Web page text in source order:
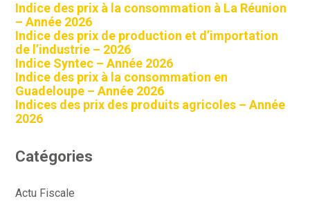
Indice des prix à la consommation à La Réunion
– Année 2026
Indice des prix de production et d’importation
de l’industrie – 2026
Indice Syntec – Année 2026
Indice des prix à la consommation en
Guadeloupe – Année 2026
Indices des prix des produits agricoles – Année
2026
Catégories
Actu Fiscale